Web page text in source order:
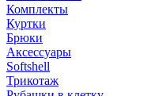
Комплекты
Куртки
Брюки
Аксессуары
Softshell
Трикотаж